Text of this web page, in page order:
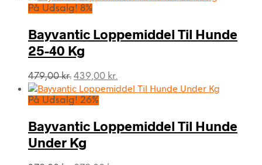
pris
449,00 kr..
409,00 kr..
På Udsalg! 8%
Bayvantic Loppemiddel Til Hunde
25-40 Kg
479,00kr. Den
oprindelige
pris
479,00 kr..
439,00 kr.
aktuelle
439,00 kr..
På Udsalg! 26%
Bayvantic Loppemiddel Til Hunde
Under Kg